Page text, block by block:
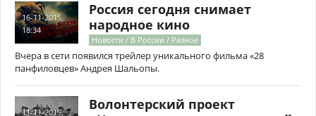
16-11-2015,
18:34
Россия сегодня снимает
народное кино
Новости / В России / Разное
Вчера в сети появился трейлер уникального фильма «28
панфиловцев» Андрея Шальопы.
11-11-2015,
Волонтерский проект